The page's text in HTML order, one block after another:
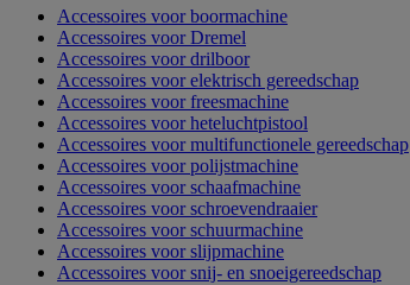
Accessoires voor boormachine
Accessoires voor Dremel
Accessoires voor drilboor
Accessoires voor elektrisch gereedschap
Accessoires voor freesmachine
Accessoires voor heteluchtpistool
Accessoires voor multifunctionele gereedschap
Accessoires voor polijstmachine
Accessoires voor schaafmachine
Accessoires voor schroevendraaier
Accessoires voor schuurmachine
Accessoires voor slijpmachine
Accessoires voor snij- en snoeigereedschap